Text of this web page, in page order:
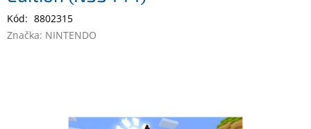
Tiskárny
Kód: 8802315
Značka: NINTENDO